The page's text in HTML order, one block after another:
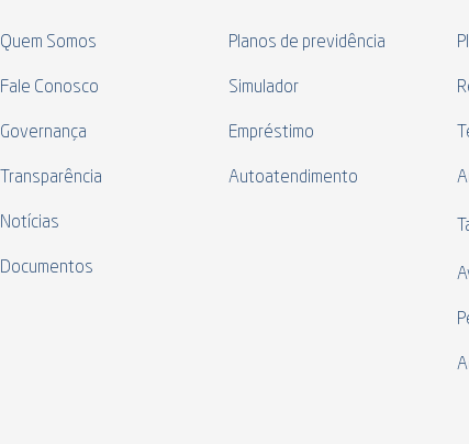
Quem Somos
Fale Conosco
Governança
Transparência
Notícias
Documentos
Planos de previdência
Simulador
Empréstimo
Autoatendimento